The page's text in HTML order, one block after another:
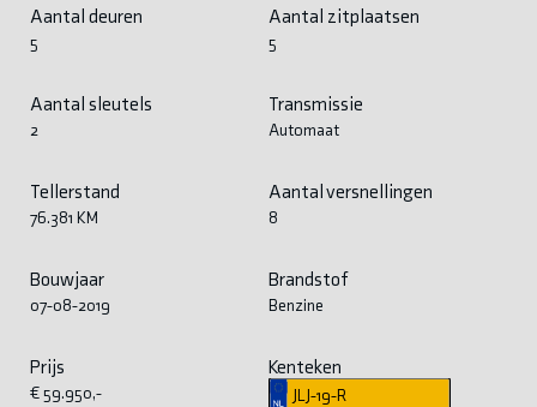
Aantal deuren
5
Aantal zitplaatsen
5
Aantal sleutels
2
Transmissie
Automaat
Tellerstand
76.381 KM
Aantal versnellingen
8
Bouwjaar
07-08-2019
Brandstof
Benzine
Prijs
€ 59.950,-
Kenteken
JLJ-19-R